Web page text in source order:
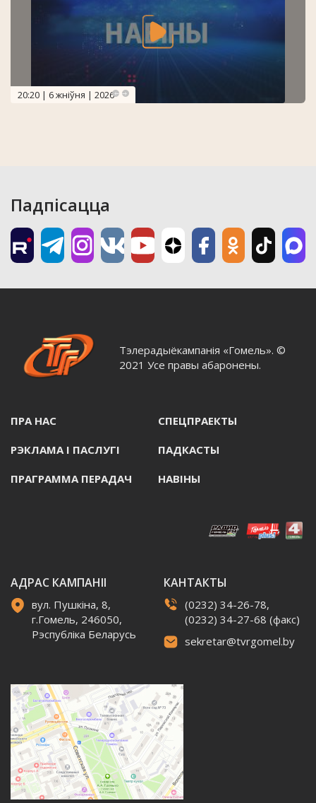
20:20 | 6 жніўня | 2026
Падпісацца
Тэлерадыёкампанія «Гомель». ©
2021 Усе правы абаронены.
ПРА НАС СПЕЦПРАЕКТЫ
РЭКЛАМА I ПАСЛУГI ПАДКАСТЫ
ПРАГРАММА ПЕРАДАЧ НАВIНЫ
АДРАС КАМПАНІІ
вул. Пушкіна, 8,
г.Гомель, 246050,
Рэспубліка Беларусь
КАНТАКТЫ
(0232) 34-26-78,
(0232) 34-27-68 (факс)
sekretar@tvrgomel.by